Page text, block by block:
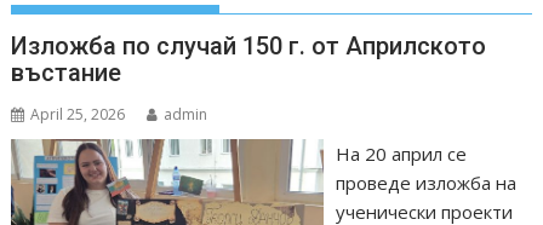
Изложба по случай 150 г. от Априлското
въстание
April 25, 2026 admin
На 20 април се
проведе изложба на
ученически проекти